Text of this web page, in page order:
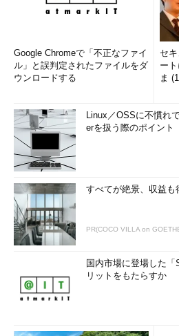
Google Chromeで「不正なファイ
ル」と誤判定されたファイルをダ
ウンロードする
セ
ー
ま
Linux／OSSに不慣れ
erを扱う際のポイント
すべてが絶景、収益も
PR(COCO VILLA on
国内市場に登場した
リットをもたらすか